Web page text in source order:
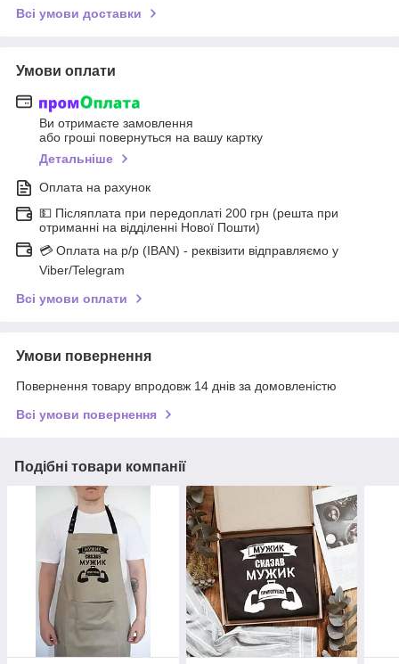
Всі умови доставки
Умови оплати
Ви отримаєте замовлення
або гроші повернуться на вашу картку
Детальніше
Оплата на рахунок
💵 Післяплата при передоплаті 200 грн (решта при
отриманні на відділенні Нової Пошти)
💳 Оплата на р/р (IBAN) - реквізити відправляємо у
Viber/Telegram
Всі умови оплати
Умови повернення
Повернення товару впродовж 14 днів за домовленістю
Всі умови повернення
Подібні товари компанії